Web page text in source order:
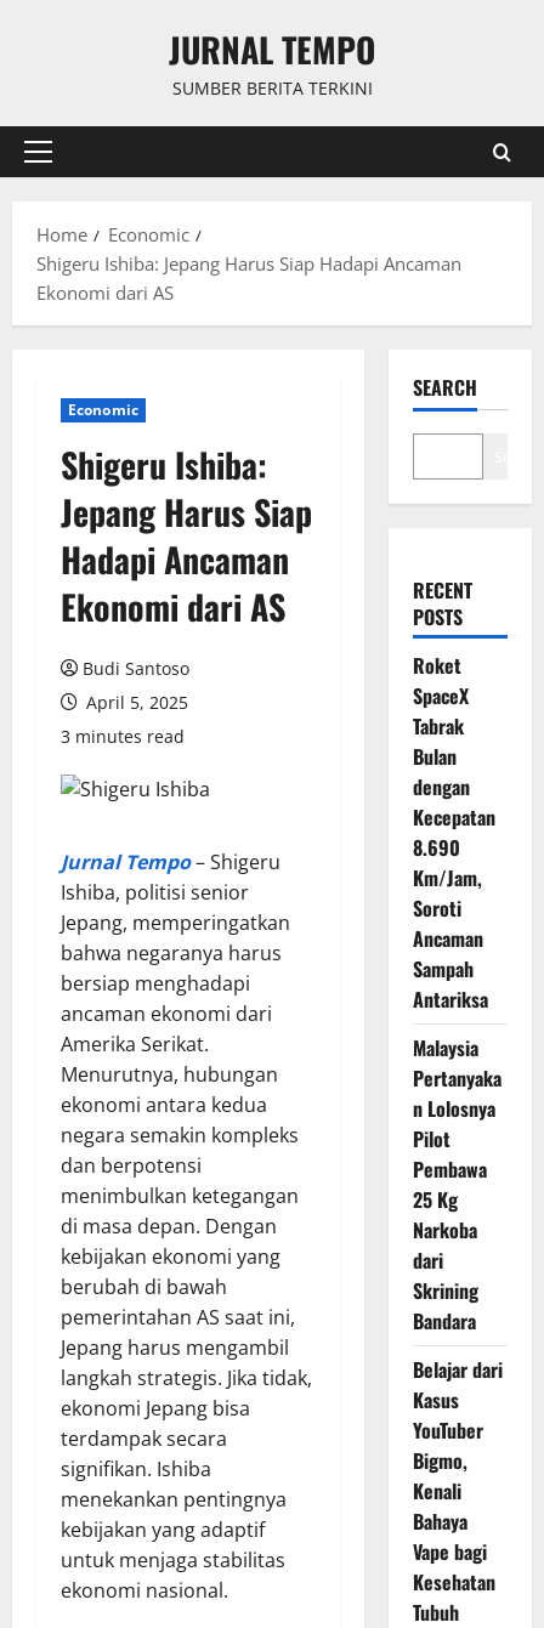
JURNAL TEMPO
SUMBER BERITA TERKINI
Primary
Home
Economic
Shigeru Ishiba: Jepang Harus Siap Hadapi Ancaman
Ekonomi dari AS
Economic
Shigeru Ishiba:
Jepang Harus Siap
Hadapi Ancaman
Ekonomi dari AS
Budi Santoso
April 5, 2025
3 minutes read
Jurnal Tempo– Shigeru
Ishiba, politisi senior
Jepang, memperingatkan
bahwa negaranya harus
bersiap menghadapi
ancaman ekonomi dari
Amerika Serikat.
Menurutnya, hubungan
ekonomi antara kedua
negara semakin kompleks
dan berpotensi
menimbulkan ketegangan
di masa depan. Dengan
kebijakan ekonomi yang
berubah di bawah
pemerintahan AS saat ini,
Jepang harus mengambil
langkah strategis. Jika tidak,
ekonomi Jepang bisa
terdampak secara
signifikan. Ishiba
menekankan pentingnya
kebijakan yang adaptif
untuk menjaga stabilitas
ekonomi nasional.
SEARCH
RECENT
POSTS
Roket
SpaceX
Tabrak
Bulan
dengan
Kecepatan
8.690
Km/Jam,
Soroti
Ancaman
Sampah
Antariksa
Malaysia
Pertanyaka
n Lolosnya
Pilot
Pembawa
25 Kg
Narkoba
dari
Skrining
Bandara
Belajar dari
Kasus
YouTuber
Bigmo,
Kenali
Bahaya
Vape bagi
Kesehatan
Tubuh